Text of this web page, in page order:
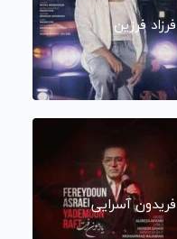
فرزاد فرزین
فریدون آسرایی